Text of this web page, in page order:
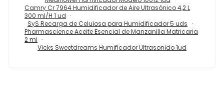
Camry Cr 7964 Humidificador de Aire Ultrasónico 4,2 L
300 ml/H 1 ud
SyS Recarga de Celulosa para Humidificador 5 uds
Pharmascience Aceite Esencial de Manzanilla Matricaria
2 ml
Vicks Sweetdreams Humificador Ultrasonido 1ud